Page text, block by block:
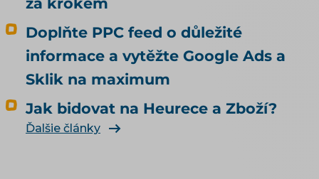
Doplňte PPC feed o důležité
informace a vytěžte Google Ads a
Sklik na maximum
Jak bidovat na Heurece a Zboží?
Ďalšie články